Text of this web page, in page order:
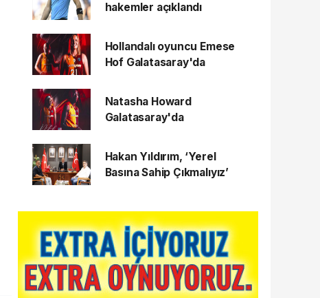
hakemler açıklandı
Hollandalı oyuncu Emese
Hof Galatasaray'da
Natasha Howard
Galatasaray'da
Hakan Yıldırım, ‘Yerel
Basına Sahip Çıkmalıyız’